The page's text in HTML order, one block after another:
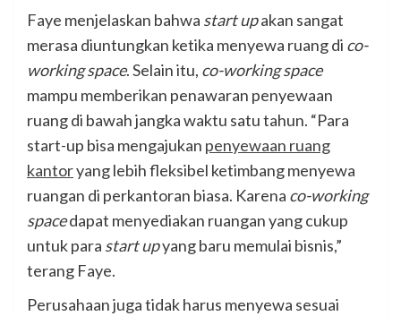
Faye menjelaskan bahwa start upakan sangat
merasa diuntungkan ketika menyewa ruang di co-
working space. Selain itu, co-working space
mampu memberikan penawaran penyewaan
ruang di bawah jangka waktu satu tahun. “Para
start-up bisa mengajukan penyewaan ruang
kantoryang lebih fleksibel ketimbang menyewa
ruangan di perkantoran biasa. Karena co-working
spacedapat menyediakan ruangan yang cukup
untuk para start upyang baru memulai bisnis,”
terang Faye.
Perusahaan juga tidak harus menyewa sesuai